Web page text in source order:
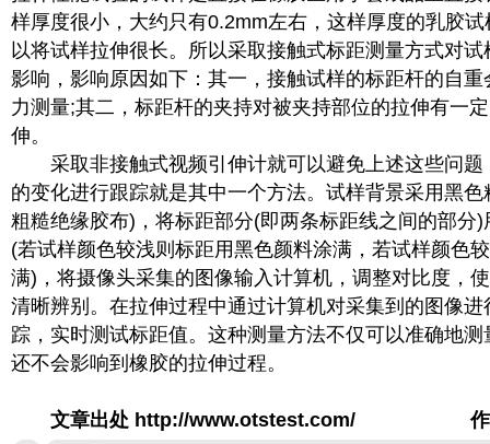
样厚度很小，大约只有0.2mm左右，这样厚度的乳胶
以将试样拉伸很长。所以采取接触式标距测量方式对
影响，影响原因如下：其一，接触试样的标距杆的自
力测量;其二，标距杆的夹持对被夹持部位的拉伸有一
伸。
采取非接触式视频引伸计就可以避免上述这些问题
的变化进行跟踪就是其中一个方法。试样背景采用黑
粗糙绝缘胶布)，将标距部分(即两条标距线之间的部分
(若试样颜色较浅则标距用黑色颜料涂满，若试样颜色
满)，将摄像头采集的图像输入计算机，调整对比度，
清晰辨别。在拉伸过程中通过计算机对采集到的图像
踪，实时测试标距值。这种测量方法不仅可以准确地
还不会影响到橡胶的拉伸过程。
文章出处 http://www.otstest.com/ 作者 正